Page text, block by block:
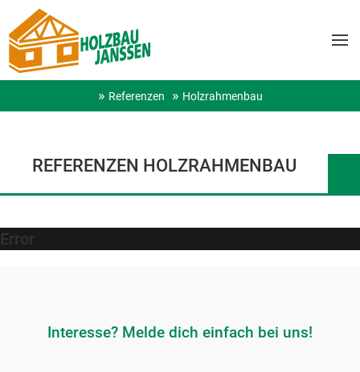
Referenzen Holzrahmenbau
REFERENZEN HOLZRAHMENBAU
Error
Interesse? Melde dich einfach bei uns!